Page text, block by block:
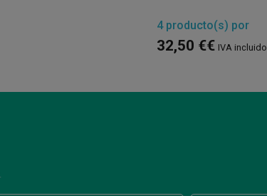
4producto(s) por
32,50 €€ IVA incluido